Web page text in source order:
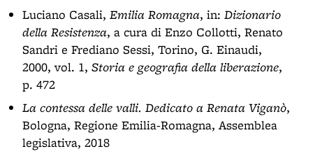
Luciano Casali, Emilia Romagna, in: Dizionario
della Resistenza, a cura di Enzo Collotti, Renato
Sandri e Frediano Sessi, Torino, G. Einaudi,
2000, vol. 1, Storia e geografia della liberazione,
p. 472
La contessa delle valli. Dedicato a Renata Viganò,
Bologna, Regione Emilia-Romagna, Assemblea
legislativa, 2018